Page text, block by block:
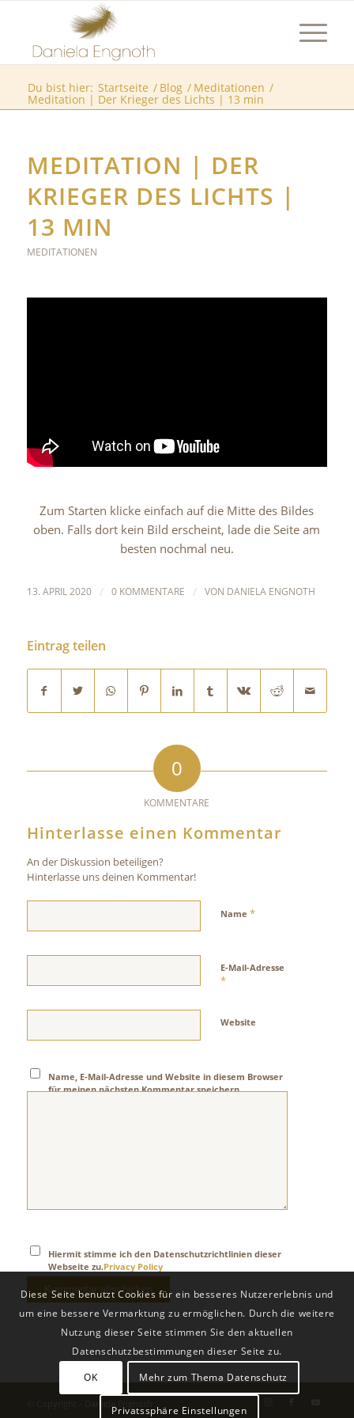
Du bist hier: Startseite / Blog / Meditationen /
Meditation | Der Krieger des Lichts | 13 min
MEDITATION | DER
KRIEGER DES LICHTS |
13 MIN
MEDITATIONEN
Zum Starten klicke einfach auf die Mitte des Bildes
oben. Falls dort kein Bild erscheint, lade die Seite am
besten nochmal neu.
13. APRIL 2020 / 0 KOMMENTARE / VON DANIELA ENGNOTH
Eintrag teilen
0
KOMMENTARE
Hinterlasse einen Kommentar
An der Diskussion beteiligen?
Hinterlasse uns deinen Kommentar!
Name *
E-Mail-Adresse
*
Website
Name, E-Mail-Adresse und Website in diesem Browser
für meinen nächsten Kommentar speichern.
Hiermit stimme ich den Datenschutzrichtlinien dieser
Webseite zu.Privacy Policy
Diese Seite benutzt Cookies für ein besseres Nutzererlebnis und
um eine bessere Vermarktung zu ermöglichen. Durch die weitere
Nutzung dieser Seite stimmen Sie den aktuellen
Datenschutzbestimmungen dieser Seite zu.
OK
Mehr zum Thema Datenschutz
Privatssphäre Einstellungen